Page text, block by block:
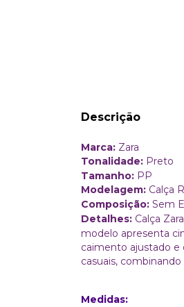
Descrição
Marca: Zara
Tonalidade: Preto
Tamanho: PP
Modelagem: Calça
Composição: Sem
Detalhes: Calça
modelo apresenta
caimento ajustado
casuais,
Medidas: